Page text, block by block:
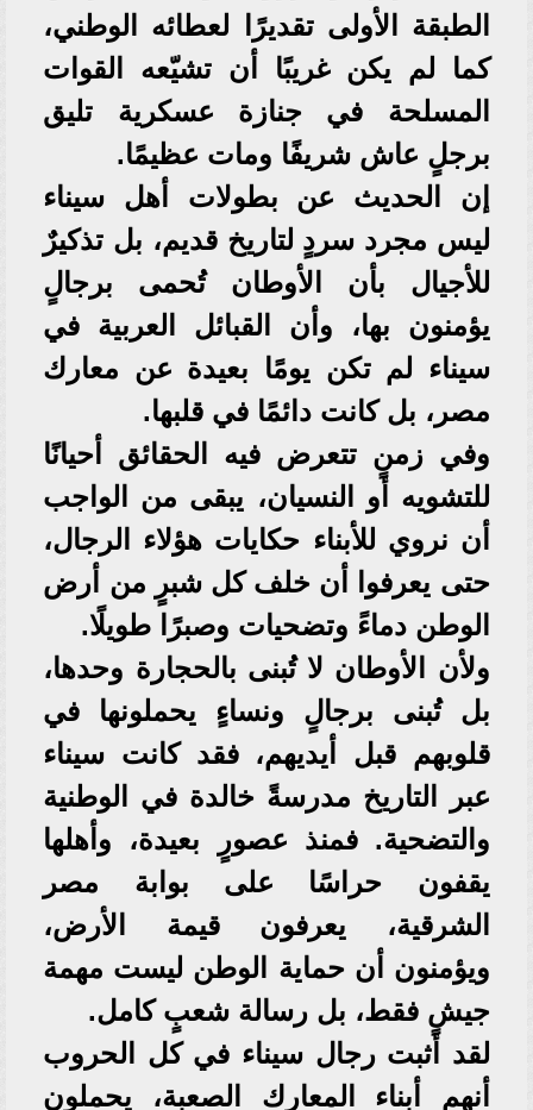
الطبقة الأولى تقديرًا لعطائه الوطني،
كما لم يكن غريبًا أن تشيّعه القوات
المسلحة في جنازة عسكرية تليق
برجلٍ عاش شريفًا ومات عظيمًا.
إن الحديث عن بطولات أهل سيناء
ليس مجرد سردٍ لتاريخ قديم، بل تذكيرٌ
للأجيال بأن الأوطان تُحمى برجالٍ
يؤمنون بها، وأن القبائل العربية في
سيناء لم تكن يومًا بعيدة عن معارك
مصر، بل كانت دائمًا في قلبها.
وفي زمنٍ تتعرض فيه الحقائق أحيانًا
للتشويه أو النسيان، يبقى من الواجب
أن نروي للأبناء حكايات هؤلاء الرجال،
حتى يعرفوا أن خلف كل شبرٍ من أرض
الوطن دماءً وتضحيات وصبرًا طويلًا.
ولأن الأوطان لا تُبنى بالحجارة وحدها،
بل تُبنى برجالٍ ونساءٍ يحملونها في
قلوبهم قبل أيديهم، فقد كانت سيناء
عبر التاريخ مدرسةً خالدة في الوطنية
والتضحية. فمنذ عصورٍ بعيدة، وأهلها
يقفون حراسًا على بوابة مصر
الشرقية، يعرفون قيمة الأرض،
ويؤمنون أن حماية الوطن ليست مهمة
جيشٍ فقط، بل رسالة شعبٍ كامل.
لقد أثبت رجال سيناء في كل الحروب
أنهم أبناء المعارك الصعبة، يحملون